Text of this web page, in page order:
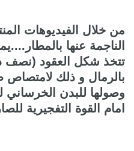
من خلال الفيديوهات
الناجمة عنها
تتخذ شكل العقود (نصف
بالرمال و ذلك لامتصاص
وصولها للبدن
امام القوة التفجيرية